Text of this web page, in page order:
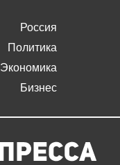
Россия
Политика
Экономика
Бизнес